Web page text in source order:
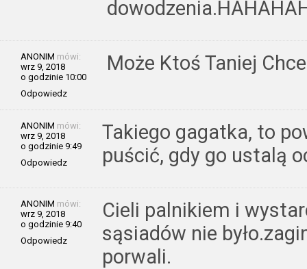
ANONIM mówi:
wrz 9, 2018
o godzinie 10:00
Odpowiedz
Może Ktoś Taniej
ANONIM mówi:
wrz 9, 2018
o godzinie 9:49
Odpowiedz
Takiego gagatka, to
puścić, gdy go ustalą
ANONIM mówi:
wrz 9, 2018
o godzinie 9:40
Odpowiedz
Cieli palnikiem i
sąsiadów nie
porwali.